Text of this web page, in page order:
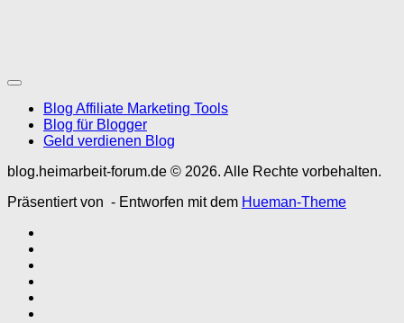
Blog Affiliate Marketing Tools
Blog für Blogger
Geld verdienen Blog
blog.heimarbeit-forum.de © 2026. Alle Rechte vorbehalten.
Präsentiert von - Entworfen mit dem Hueman-Theme